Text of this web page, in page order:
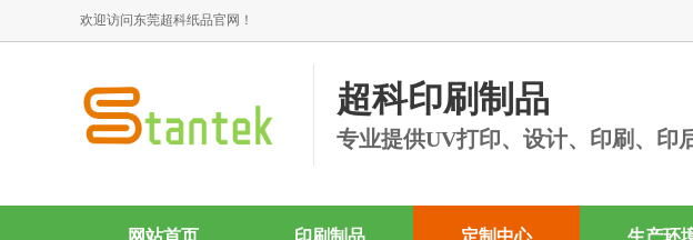
欢迎访问东莞超科纸品官网！
超科印刷制品
专业提供UV打印、设计、印刷、印
网站首页 印刷制品 定制中心 生产环